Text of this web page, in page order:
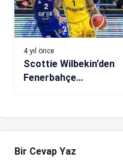
4 yıl önce
Scottie Wilbekin’den
Fenerbahçe
Bir Cevap Yaz